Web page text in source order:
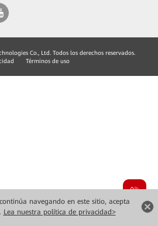
navegando en este sitio, acepta
Lea nuestra política de privacidad>
Co., Ltd. Todos los derechos reservados.
Términos de uso